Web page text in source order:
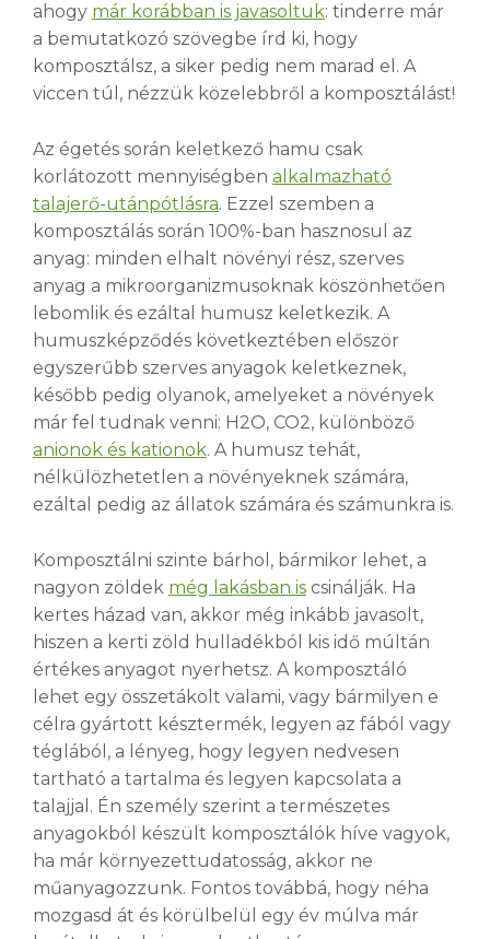
ahogy már korábban is javasoltuk: tinderre már
a bemutatkozó szövegbe írd ki, hogy
komposztálsz, a siker pedig nem marad el. A
viccen túl, nézzük közelebbről a komposztálást!
Az égetés során keletkező hamu csak
korlátozott mennyiségben alkalmazható
talajerő-utánpótlásra. Ezzel szemben a
komposztálás során 100%-ban hasznosul az
anyag: minden elhalt növényi rész, szerves
anyag a mikroorganizmusoknak köszönhetően
lebomlik és ezáltal humusz keletkezik. A
humuszképződés következtében először
egyszerűbb szerves anyagok keletkeznek,
később pedig olyanok, amelyeket a növények
már fel tudnak venni: H2O, CO2, különböző
anionok és kationok. A humusz tehát,
nélkülözhetetlen a növényeknek számára,
ezáltal pedig az állatok számára és számunkra is.
Komposztálni szinte bárhol, bármikor lehet, a
nagyon zöldek még lakásban is csinálják. Ha
kertes házad van, akkor még inkább javasolt,
hiszen a kerti zöld hulladékból kis idő múltán
értékes anyagot nyerhetsz. A komposztáló
lehet egy összetákolt valami, vagy bármilyen e
célra gyártott késztermék, legyen az fából vagy
téglából, a lényeg, hogy legyen nedvesen
tartható a tartalma és legyen kapcsolata a
talajjal. Én személy szerint a természetes
anyagokból készült komposztálók híve vagyok,
ha már környezettudatosság, akkor ne
műanyagozzunk. Fontos továbbá, hogy néha
mozgasd át és körülbelül egy év múlva már